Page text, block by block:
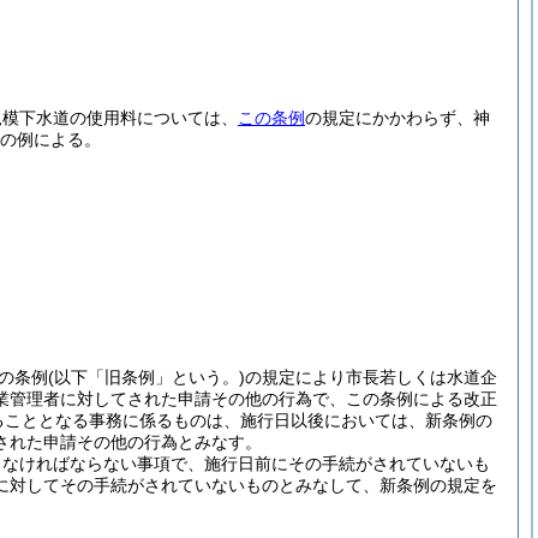
下水道の使用料については、 この条例の規定にかかわらず、神
例による。
条例(以下「旧条例」という。)の規定により市長若しくは水道企
理者に対してされた申請その他の行為で、この条例による改正
ととなる事務に係るものは、施行日以後においては、新条例の
た申請その他の行為とみなす。
ければならない事項で、施行日前にその手続がされていないも
してその手続がされていないものとみなして、新条例の規定を